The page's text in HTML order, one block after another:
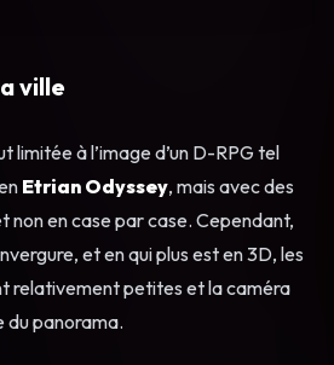
ville
limitée à l’image d’un D-RPG tel
Etrian Odyssey, mais avec des
non en case par case. Cependant,
et en qui plus est en 3D, les
relativement petites et la caméra
du panorama.